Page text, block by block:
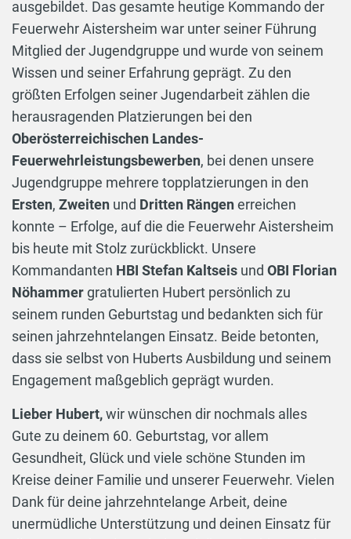
ausgebildet. Das gesamte heutige Kommando der
Feuerwehr Aistersheim war unter seiner Führung
Mitglied der Jugendgruppe und wurde von seinem
Wissen und seiner Erfahrung geprägt. Zu den
größten Erfolgen seiner Jugendarbeit zählen die
herausragenden Platzierungen bei den
Oberösterreichischen Landes-
Feuerwehrleistungsbewerben, bei denen unsere
Jugendgruppe mehrere topplatzierungen in den
Ersten, Zweiten und Dritten Rängenerreichen
konnte – Erfolge, auf die die Feuerwehr Aistersheim
bis heute mit Stolz zurückblickt. Unsere
Kommandanten HBI Stefan Kaltseis und OBI Florian
Nöhammergratulierten Hubert persönlich zu
seinem runden Geburtstag und bedankten sich für
seinen jahrzehntelangen Einsatz. Beide betonten,
dass sie selbst von Huberts Ausbildung und seinem
Engagement maßgeblich geprägt wurden.
Lieber Hubert,wir wünschen dir nochmals alles
Gute zu deinem 60. Geburtstag, vor allem
Gesundheit, Glück und viele schöne Stunden im
Kreise deiner Familie und unserer Feuerwehr. Vielen
Dank für deine jahrzehntelange Arbeit, deine
unermüdliche Unterstützung und deinen Einsatz für